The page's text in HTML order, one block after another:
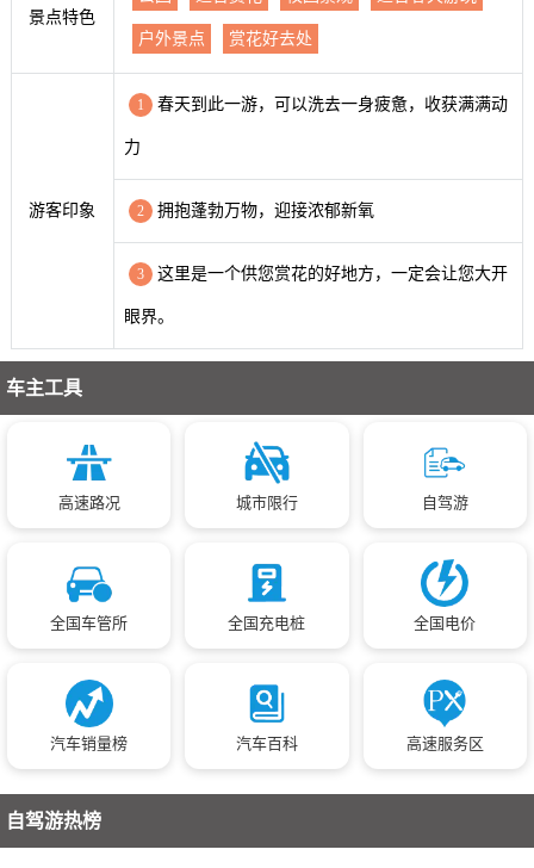
景点特色
户外景点 赏花好去处
游客印象
1 春天到此一游，可以洗去一身疲惫，收获满满动
力
2 拥抱蓬勃万物，迎接浓郁新氧
3 这里是一个供您赏花的好地方，一定会让您大开
眼界。
车主工具
高速路况 城市限行 自驾游
全国车管所 全国充电桩 全国电价
汽车销量榜 汽车百科 高速服务区
自驾游热榜